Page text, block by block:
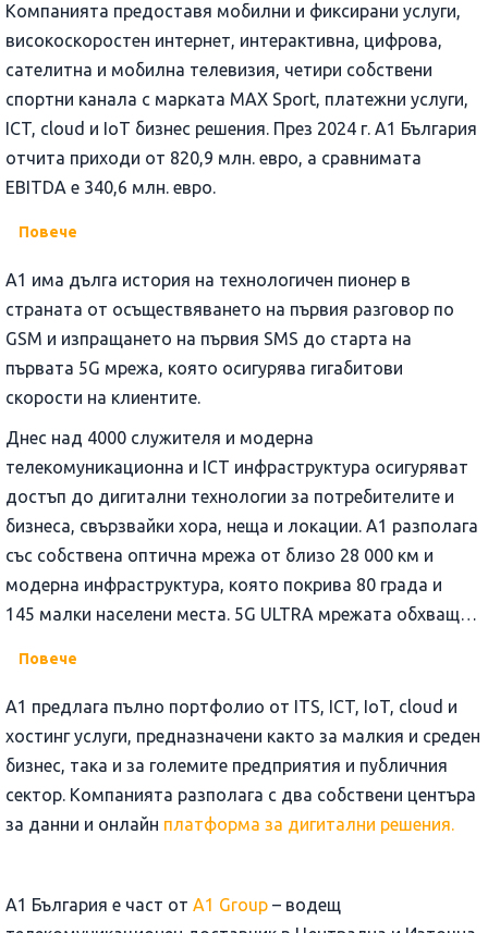
Компанията предоставя мобилни и фиксирани услуги,
високоскоростен интернет, интерактивна, цифрова,
сателитна и мобилна телевизия, четири собствени
спортни канала с марката MAX Sport, платежни услуги,
ICT, cloud и IoT бизнес решения. През 2024 г. A1 България
отчита приходи от 820,9 млн. евро, а сравнимата
EBITDA e 340,6 млн. евро.
Повече
А1 има дълга история на технологичен пионер в
страната от осъществяването на първия разговор по
GSM и изпращането на първия SMS до старта на
първата 5G мрежа, която осигурява гигабитови
скорости на клиентите.
Днес над 4000 служителя и модерна
телекомуникационна и ICT инфраструктура осигуряват
достъп до дигитални технологии за потребителите и
бизнеса, свързвайки хора, неща и локации. А1 разполага
със собствена оптична мрежа от близо 28 000 км и
модерна инфраструктура, която покрива 80 града и
145 малки населени места. 5G ULTRA мрежата обхваща
населението, а 4G мрежата покрива над 99,5% от
населението на страната.
Повече
A1 предлага пълно портфолио от ITS, ICT, IoT, cloud и
хостинг услуги, предназначени както за малкия и среден
бизнес, така и за големите предприятия и публичния
сектор. Компанията разполага с два собствени центъра
за данни и онлайн платформа за дигитални решения.
А1 България е част от A1 Group – водещ